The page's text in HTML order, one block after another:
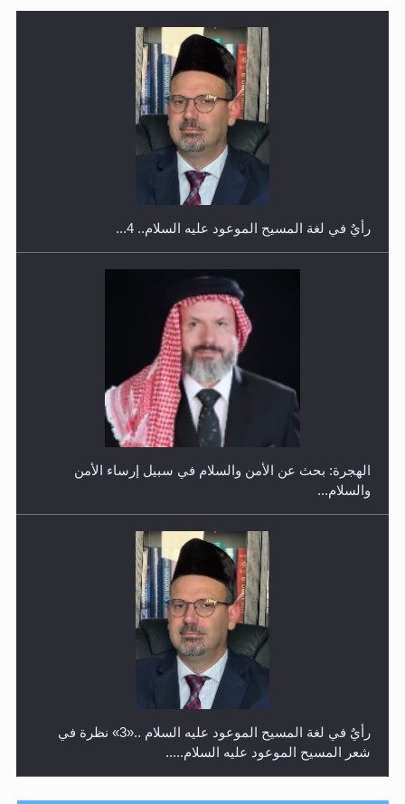
اليوم الوطني الرياضي لمجلس أنصار الله في هولندا
إتمام حفظ القرآن الكريم لثلاثة طلاب من مدرسة الحفظ في
رأيٌ في لغة المسيح الموعود عليه السلام.. 4...
الهجرة: بحث عن الأمن والسلام في سبيل إرساء الأمن
والسلام...
رأيٌ في لغة المسيح الموعود عليه السلام ..«3» نظرة في
شعر المسيح الموعود عليه السلام.....